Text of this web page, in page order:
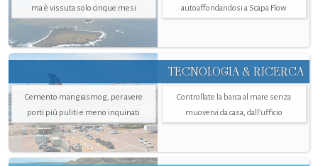
ma è vissuta solo cinque mesi
autoaffondandosi a Scapa Flow
TECNOLOGIA & RICERCA
Cemento mangiasmog, per avere
porti più puliti e meno inquinati
Controllate la barca al mare senza
muovervi da casa, dall’ufficio